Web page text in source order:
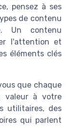
pensez à ses
de contenu
Un contenu
l'attention et
éléments clés
que chaque
valeur à votre
utilitaires, des
qui parlent